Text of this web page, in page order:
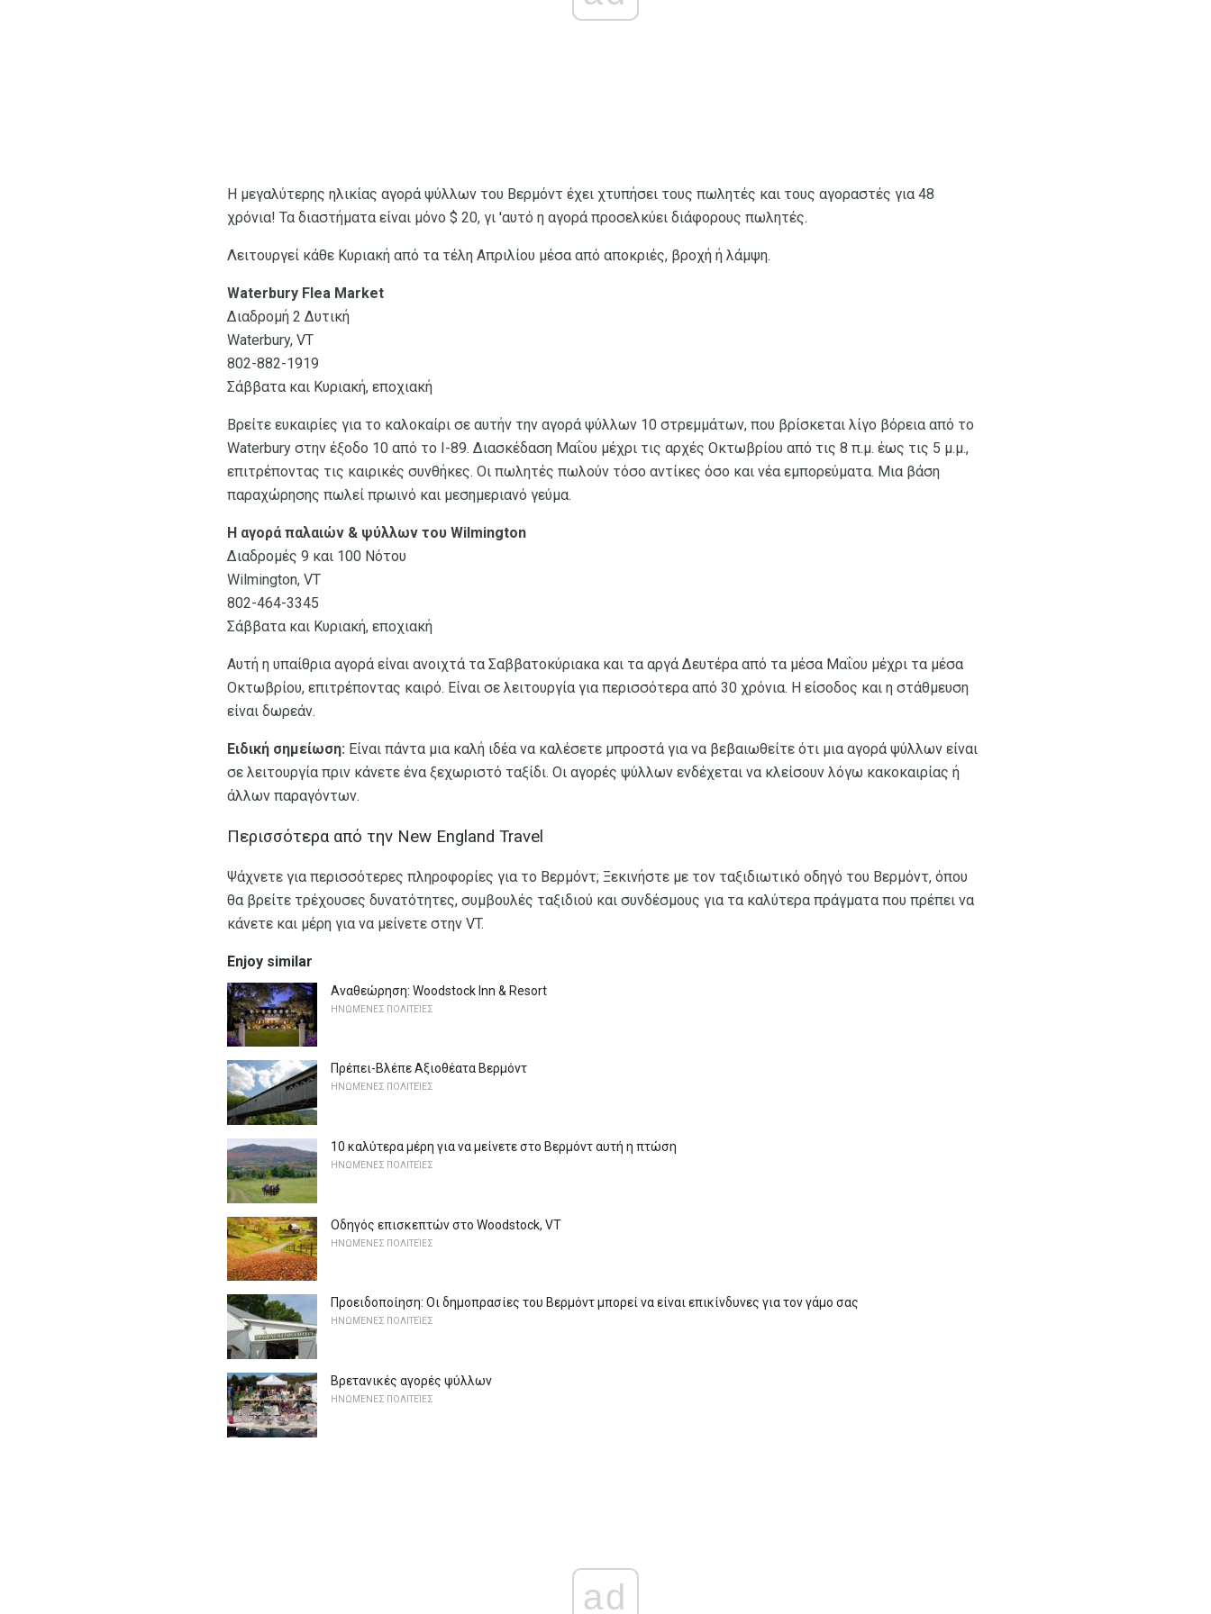
Η μεγαλύτερης ηλικίας αγορά ψύλλων του Βερμόντ έχει χτυπήσει τους πωλητές και τους αγοραστές για 48
χρόνια! Τα διαστήματα είναι μόνο $ 20, γι 'αυτό η αγορά προσελκύει διάφορους πωλητές.
Λειτουργεί κάθε Κυριακή από τα τέλη Απριλίου μέσα από αποκριές, βροχή ή λάμψη.
Waterbury Flea Market
Διαδρομή 2 Δυτική
Waterbury, VT
802-882-1919
Σάββατα και Κυριακή, εποχιακή
Βρείτε ευκαιρίες για το καλοκαίρι σε αυτήν την αγορά ψύλλων 10 στρεμμάτων, που βρίσκεται λίγο βόρεια από το
Waterbury στην έξοδο 10 από το I-89. Διασκέδαση Μαΐου μέχρι τις αρχές Οκτωβρίου από τις 8 π.μ. έως τις 5 μ.μ.,
επιτρέποντας τις καιρικές συνθήκες. Οι πωλητές πωλούν τόσο αντίκες όσο και νέα εμπορεύματα. Μια βάση
παραχώρησης πωλεί πρωινό και μεσημεριανό γεύμα.
Η αγορά παλαιών & ψύλλων του Wilmington
Διαδρομές 9 και 100 Νότου
Wilmington, VT
802-464-3345
Σάββατα και Κυριακή, εποχιακή
Αυτή η υπαίθρια αγορά είναι ανοιχτά τα Σαββατοκύριακα και τα αργά Δευτέρα από τα μέσα Μαΐου μέχρι τα μέσα
Οκτωβρίου, επιτρέποντας καιρό. Είναι σε λειτουργία για περισσότερα από 30 χρόνια. Η είσοδος και η στάθμευση
είναι δωρεάν.
Ειδική σημείωση: Είναι πάντα μια καλή ιδέα να καλέσετε μπροστά για να βεβαιωθείτε ότι μια αγορά ψύλλων είναι
σε λειτουργία πριν κάνετε ένα ξεχωριστό ταξίδι. Οι αγορές ψύλλων ενδέχεται να κλείσουν λόγω κακοκαιρίας ή
άλλων παραγόντων.
Περισσότερα από την New England Travel
Ψάχνετε για περισσότερες πληροφορίες για το Βερμόντ; Ξεκινήστε με τον ταξιδιωτικό οδηγό του Βερμόντ, όπου
θα βρείτε τρέχουσες δυνατότητες, συμβουλές ταξιδιού και συνδέσμους για τα καλύτερα πράγματα που πρέπει να
κάνετε και μέρη για να μείνετε στην VT.
Enjoy similar
Αναθεώρηση: Woodstock Inn & Resort
ΗΝΩΜΈΝΕΣ ΠΟΛΙΤΕΊΕΣ
Πρέπει-Βλέπε Αξιοθέατα Βερμόντ
ΗΝΩΜΈΝΕΣ ΠΟΛΙΤΕΊΕΣ
10 καλύτερα μέρη για να μείνετε στο Βερμόντ αυτή η πτώση
ΗΝΩΜΈΝΕΣ ΠΟΛΙΤΕΊΕΣ
Οδηγός επισκεπτών στο Woodstock, VT
ΗΝΩΜΈΝΕΣ ΠΟΛΙΤΕΊΕΣ
Προειδοποίηση: Οι δημοπρασίες του Βερμόντ μπορεί να είναι επικίνδυνες για τον γάμο σας
ΗΝΩΜΈΝΕΣ ΠΟΛΙΤΕΊΕΣ
Βρετανικές αγορές ψύλλων
ΗΝΩΜΈΝΕΣ ΠΟΛΙΤΕΊΕΣ
ad